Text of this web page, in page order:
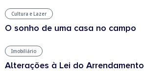
Cultura e Lazer
O sonho de uma casa no campo
Imobiliário
Alterações à Lei do Arrendamento